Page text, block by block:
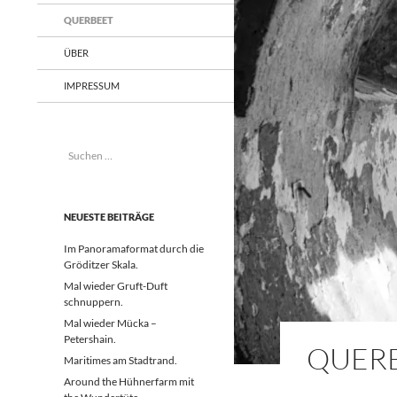
QUERBEET
ÜBER
IMPRESSUM
Suchen
NEUESTE BEITRÄGE
Im Panoramaformat durch die
Gröditzer Skala.
Mal wieder Gruft-Duft
schnuppern.
Mal wieder Mücka –
Petershain.
Maritimes am Stadtrand.
Around the Hühnerfarm mit